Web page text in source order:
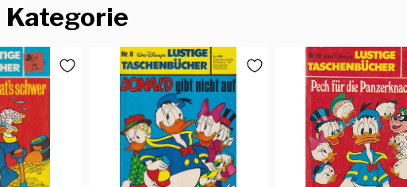
Kategorie